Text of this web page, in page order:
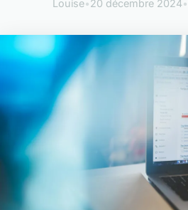
Louise•20 décembre 2024•